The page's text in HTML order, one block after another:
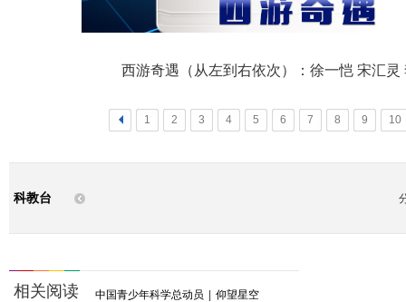
西游奇遇（从左到右依次）：徐一恺 宋汇灵
< 1 2 3 4 5 6 7 8 9 10
科教台
相关阅读 中国青少年科学总动员 仰望星空